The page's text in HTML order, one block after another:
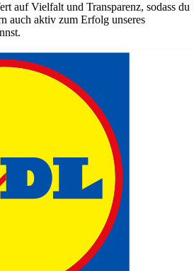
auf Vielfalt und Transparenz, sodass du
auch aktiv zum Erfolg unseres